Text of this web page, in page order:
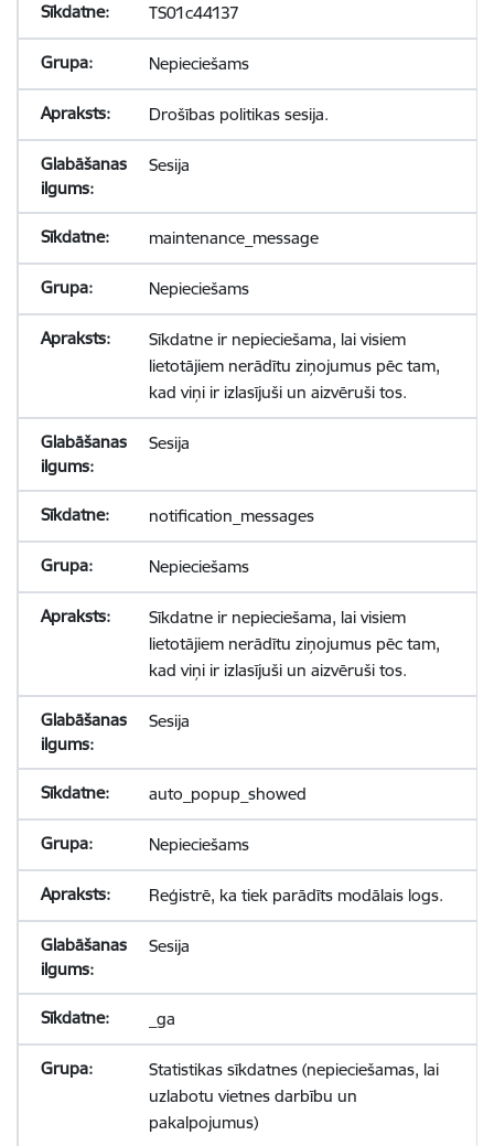
TS01c44137
Nepieciešams
Drošības politikas sesija.
Sesija
maintenance_message
Nepieciešams
Sīkdatne ir nepieciešama, lai visiem
lietotājiem nerādītu ziņojumus pēc tam,
kad viņi ir izlasījuši un aizvēruši tos.
Sesija
notification_messages
Nepieciešams
Sīkdatne ir nepieciešama, lai visiem
lietotājiem nerādītu ziņojumus pēc tam,
kad viņi ir izlasījuši un aizvēruši tos.
Sesija
auto_popup_showed
Nepieciešams
Reģistrē, ka tiek parādīts modālais logs.
Sesija
_ga
Statistikas sīkdatnes (nepieciešamas, lai
uzlabotu vietnes darbību un
pakalpojumus)